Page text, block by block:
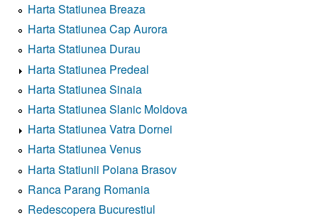
Harta Statiunea Breaza
Harta Statiunea Cap Aurora
Harta Statiunea Durau
Harta Statiunea Predeal
Harta Statiunea Sinaia
Harta Statiunea Slanic Moldova
Harta Statiunea Vatra Dornei
Harta Statiunea Venus
Harta Statiunii Poiana Brasov
Ranca Parang Romania
Redescopera Bucurestiul